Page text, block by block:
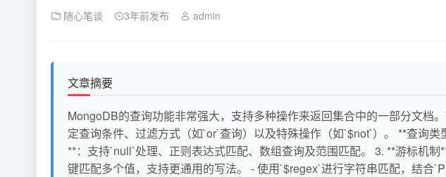
随心笔谈 3年前发布 admin
文章摘要
MongoDB的查询功能非常强大，支持多种操作来返回集合中的一部分文档
定查询条件、过滤方式（如`or`查询）以及特殊操作（如`$not`）。 **查询
**：支持`null`处理、正则表达式匹配、数组查询及范围匹配。 3. **游标机
键匹配多个值，支持更通用的写法。 - 使用`$regex`进行字符串匹配，结